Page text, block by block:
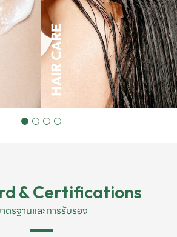
& Certifications
ตรฐานและการรับรอง